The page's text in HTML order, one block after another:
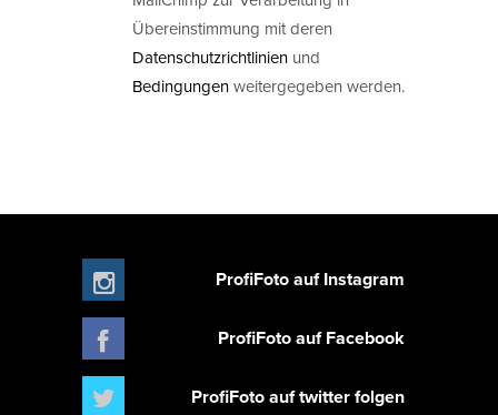
Übereinstimmung mit deren
Datenschutzrichtlinien und
Bedingungenweitergegeben werden.
ProfiFoto auf Instagram
ProfiFoto auf Facebook
ProfiFoto auf twitter folgen